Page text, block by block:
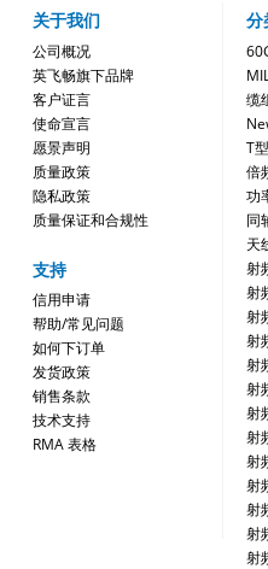
关于我们
公司概况
英飞畅旗下品牌
客户证言
使命宣言
愿景声明
质量政策
隐私政策
质量保证和合规性
支持
信用申请
帮助/常见问题
如何下订单
发货政策
销售条款
技术支持
RMA 表格
分
缆
T
倍
功
同
天
射
射
射
射
射
射
射
射
射
射
射
射
射